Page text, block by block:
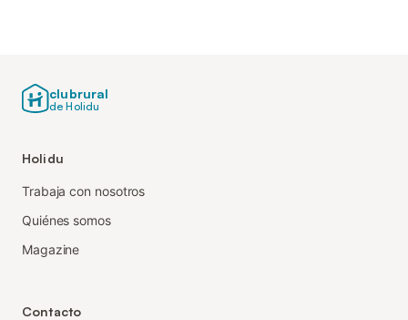
clubrural
de Holidu
Holidu
Trabaja con nosotros
Quiénes somos
Magazine
Contacto